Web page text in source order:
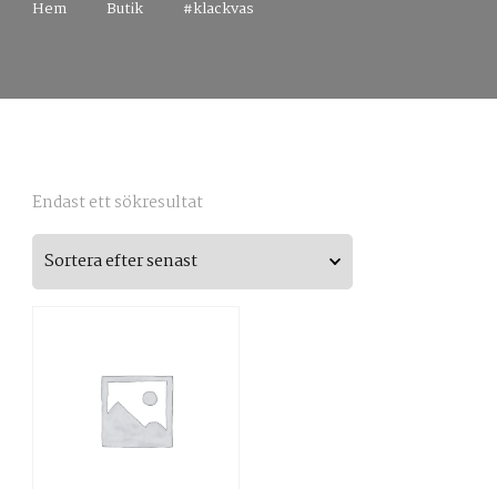
Hem Butik #klackvas
Endast ett sökresultat